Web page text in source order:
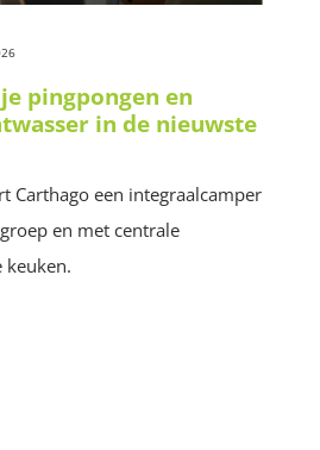
pingpongen en
in de nieuwste
Carthago een integraalcamper
en met centrale
keuken.